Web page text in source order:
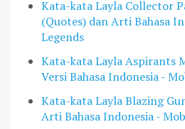
Kata-kata Layla Collector
(Quotes) dan Arti Bahasa
Legends
Kata-kata Layla Aspirants
Versi Bahasa Indonesia -
Kata-kata Layla Blazing
Arti Bahasa Indonesia -